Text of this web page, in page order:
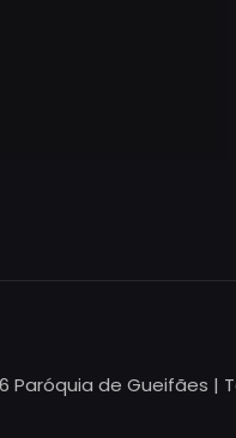
Paróquia de Gueifães |